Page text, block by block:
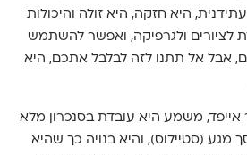
היא חזקה, היא זולה והיכולות
לציורים ולגרפיקה, ואפשר להשתמש
אבל אל תתנו לזה לבלבל אתכם, היא
אייפד, משמע היא עובדת בסנכרון מלא
מגע (סטיילוס), והיא בנויה כך שהיא